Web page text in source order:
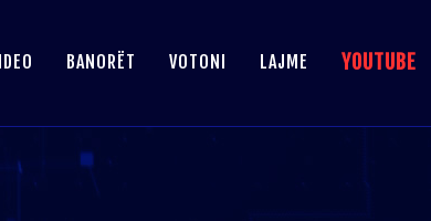
BANORËT VOTONI LAJME YOUTUBE